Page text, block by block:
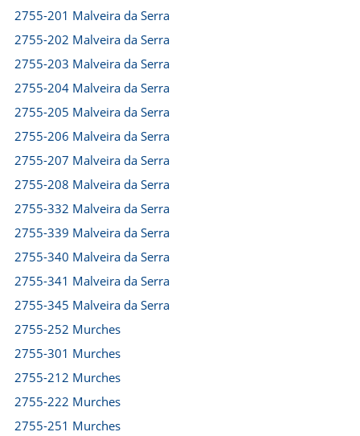
2755-201 Malveira da Serra
2755-202 Malveira da Serra
2755-203 Malveira da Serra
2755-204 Malveira da Serra
2755-205 Malveira da Serra
2755-206 Malveira da Serra
2755-207 Malveira da Serra
2755-208 Malveira da Serra
2755-332 Malveira da Serra
2755-339 Malveira da Serra
2755-340 Malveira da Serra
2755-341 Malveira da Serra
2755-345 Malveira da Serra
2755-252 Murches
2755-301 Murches
2755-212 Murches
2755-222 Murches
2755-251 Murches